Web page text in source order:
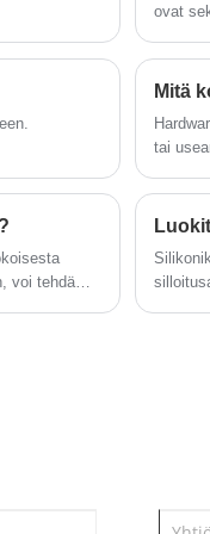
Nämä koukut eivät ole
painon kantavuuden ja
vaan ne myös parantavat
hienostuneen
tekee niistä ihanteellisen
ovat
Mitä
tai
voi tehdä